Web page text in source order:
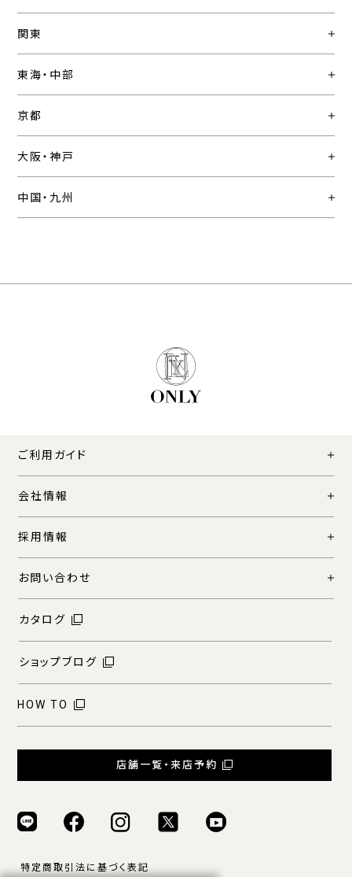
関東
東海・中部
京都
大阪・神戸
中国・九州
ご利用ガイド
会社情報
採用情報
お問い合わせ
カタログ
ショップブログ
HOW TO
店舗一覧・来店予約
特定商取引法に基づく表記